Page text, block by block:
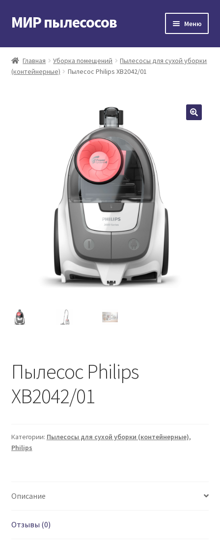
Перейти
к
Перейти
к
МИР пылесосов Меню
Главная
Мой аккаунт
Главная Уборка помещений
Пылесосы для сухой уборки
(контейнерные)
Пылесос Philips XB2042/01
Пылесос Philips
XB2042/01
Категории: Пылесосы для сухой уборки (контейнерные),
Philips
Описание
Отзывы (0)